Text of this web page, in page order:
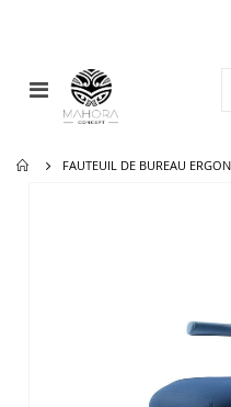
Affichage
navigation
FAUTEUIL DE BUREAU